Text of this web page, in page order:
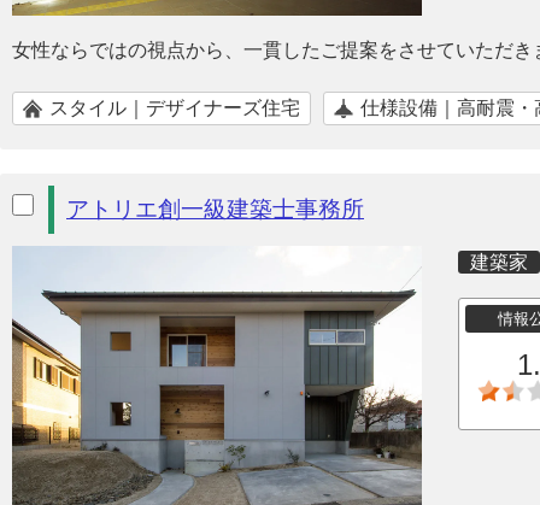
女性ならではの視点から、一貫したご提案をさせていただき
スタイル｜デザイナーズ住宅 仕様設備｜高耐震・
アトリエ創一級建築士事務所
建築家
情報